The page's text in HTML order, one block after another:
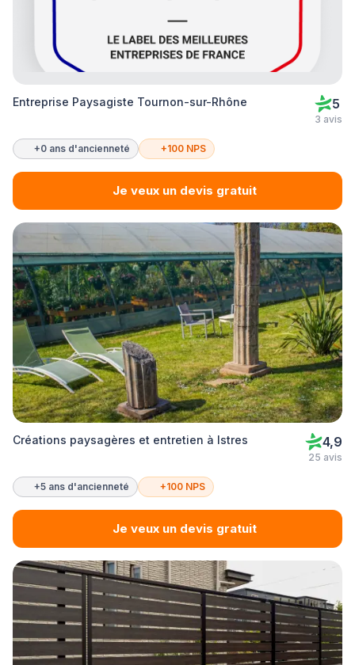
Entreprise Paysagiste Tournon-sur-Rhône 5
3 avis
+0 ans d'ancienneté +100 NPS
Je veux un devis gratuit
Créations paysagères et entretien à Istres 4,9
25 avis
+5 ans d'ancienneté +100 NPS
Je veux un devis gratuit